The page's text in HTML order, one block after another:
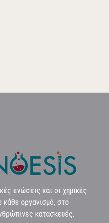
ενώσεις και οι χημικές
κάθε οργανισμό, στο
κατασκευές.